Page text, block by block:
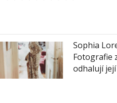
Sophia
Fotografie
odhalují